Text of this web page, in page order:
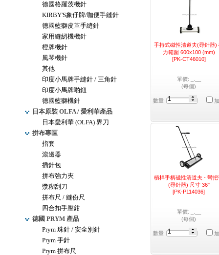
德國格羅茨機針
KIRBY'S象仔牌/咖便手縫針
德國藍獅皮革手縫針
家用縫紉機機針
橙牌機針
風琴機針
其他
印度小馬牌手縫針 / 三角針
印度小馬牌啪鈕
德國藍獅機針
日本原裝 OLFA / 愛利華產品
日本愛利華 (OLFA) 界刀
拼布專區
指套
滾邊器
插針包
拼布強力夾
漿糊刮刀
拼布尺 / 縫份尺
四合扣手壓鉗
德國 PRYM 產品
Prym 珠針 / 安全別針
Prym 手針
Prym 拼布尺
手持式磁性清道夫(尋針器)
力範圍 600x100 (mm)
[PK-CT46010]
單價: _.__
(每個)
數量
槓桿手柄磁性清道夫 - 彎
(尋針器) 尺寸 36"
[PK-P114036]
單價: _.__
(每個)
數量